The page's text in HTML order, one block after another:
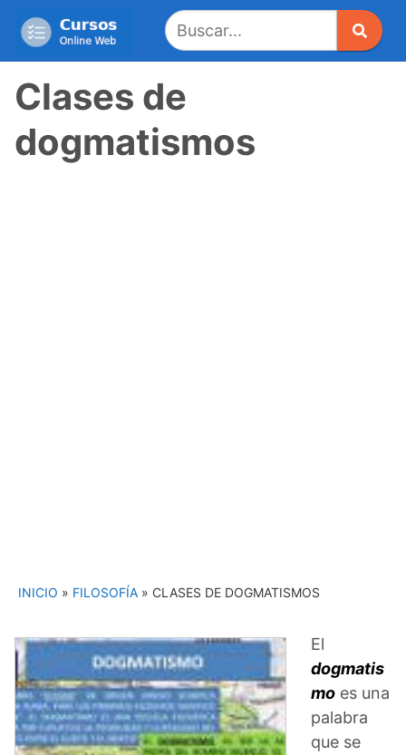
Clases de
dogmatismos
INICIO » FILOSOFÍA » CLASES DE DOGMATISMOS
El
dogmatis
mo es una
palabra
que se